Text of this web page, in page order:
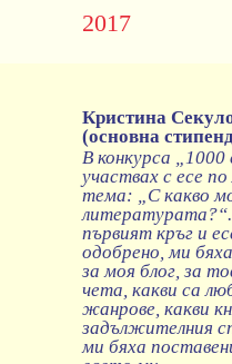
2017
Кристина
(основна
В конкурса
участвах с есе
тема: „С какво
първият кръг и
одобрено, ми
за моя блог, за
чета, какви са
жанрове, какви
задължителния
ми бяха